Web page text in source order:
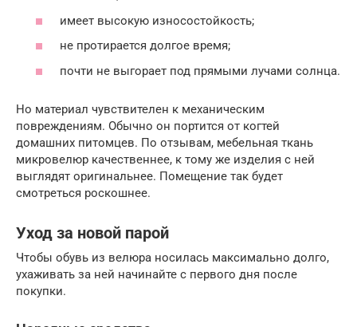
имеет высокую износостойкость;
не протирается долгое время;
почти не выгорает под прямыми лучами солнца.
Но материал чувствителен к механическим
повреждениям. Обычно он портится от когтей
домашних питомцев. По отзывам, мебельная ткань
микровелюр качественнее, к тому же изделия с ней
выглядят оригинальнее. Помещение так будет
смотреться роскошнее.
Уход за новой парой
Чтобы обувь из велюра носилась максимально долго,
ухаживать за ней начинайте с первого дня после
покупки.